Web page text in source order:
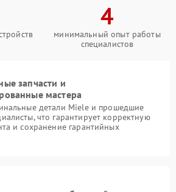
4
минимальный опыт работы
специалистов
запчасти и
мастера
детали Miele и прошедшие
что гарантирует корректную
и сохранение гарантийных